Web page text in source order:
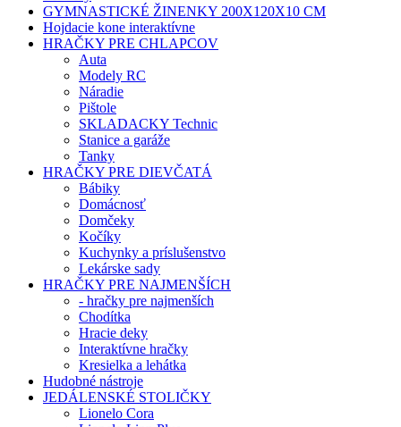
GYMNASTICKÉ ŽINENKY 200X120X10 CM
Hojdacie kone interaktívne
HRAČKY PRE CHLAPCOV
Auta
Modely RC
Náradie
Pištole
SKLADACKY Technic
Stanice a garáže
Tanky
HRAČKY PRE DIEVČATÁ
Bábiky
Domácnosť
Domčeky
Kočíky
Kuchynky a príslušenstvo
Lekárske sady
HRAČKY PRE NAJMENŠÍCH
- hračky pre najmenších
Chodítka
Hracie deky
Interaktívne hračky
Kresielka a lehátka
Hudobné nástroje
JEDÁLENSKÉ STOLIČKY
Lionelo Cora